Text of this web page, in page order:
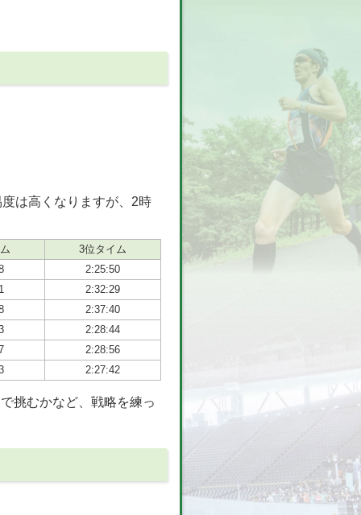
は高くなりますが、2時
3位タイム
2:25:50
2:32:29
2:37:40
2:28:44
2:28:56
2:27:42
挑むかなど、戦略を練っ